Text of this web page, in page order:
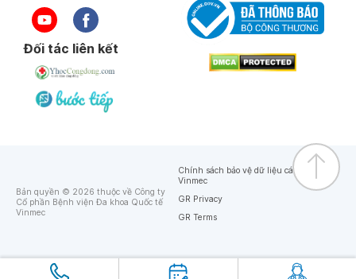
Đối tác liên kết
Bản quyền © 2026 thuộc về Công ty
Cổ phần Bệnh viện Đa khoa Quốc tế
Vinmec
Chính sách bảo vệ dữ liệu cá nhân của
Vinmec
GR Privacy
GR Terms